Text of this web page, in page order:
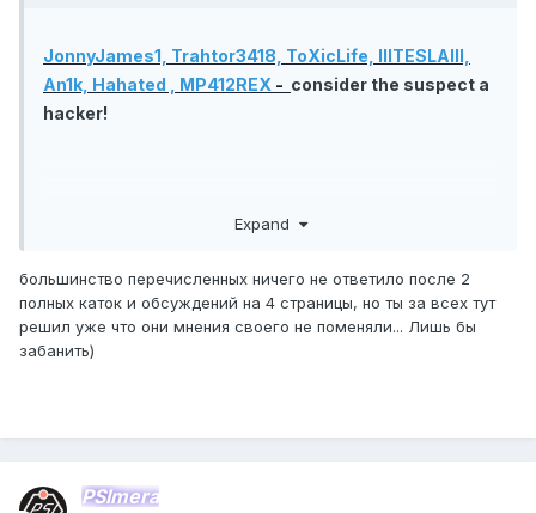
JonnyJames1, Trahtor3418, ToXicLife, IIITESLAIII,
An1k, Hahated , MP412REX - consider the suspect a
hacker!
No further argument makes sense!
Many spears have already been broken - you need to invite
Goodbye
Expand
большинство перечисленных ничего не ответило после 2
полных каток и обсуждений на 4 страницы, но ты за всех тут
решил уже что они мнения своего не поменяли... Лишь бы
забанить)
PSImera